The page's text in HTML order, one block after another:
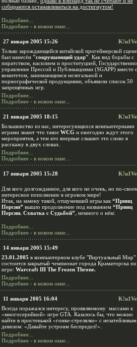
собираются останавливаться на достигнутом!
Подробнее...
Подробнее - в новом окне...
27 января 2005 15:26
Только зарождающейся китайской прогеймерской сцене
был нанесён "сокрушающий удар" . Как вид борьбы с
пиратством, насилием и проституцией,
управление Прессой и Публикациями (SGAPP) вместе с
комитетом, занимающимся нелегальной и
порнографической продукциями, объявили список 50
запрещённых игр.
Подробнее...
Подробнее - в новом окне...
21 января 2005 18:15
Большинство из нас, интересующихся компьютерными
играми знают что такое WCG и ежегодно ждут этого
мероприятия, а тем кто впервые слышит это слово я
расскажу в двух словах.
Подробнее...
Подробнее - в новом окне...
17 января 2005 15:28
Для кого долгожданное, для кого не очень, но по-
интересное пополнение в игровом мире!
Итак, на замену такой, отшумевшей игры как “Принц
Персии” вышло продолжение под названием “Принц
Персии. Схватка с Судьбой” , немного о нём:
Подробнее...
Подробнее - в новом окне...
14 января 2005 15:49
23.01.2005 в компьютерном клубе "Виртуальный Мир"
состоится закрытый чемпионат города Краматорска по
игре: Warcraft III The Frozen Throne.
Подробнее...
Подробнее - в новом окне...
11 января 2005 16:04
Всегда поражался интересу, проявляемому массами к
«многосерийной» игре GTA . Казалось бы, что можно
найти в простенькой «гонке-стрелялке» с незатейливым
девизом: «Давайте устроим беспредел!».
Подробнее...
Подробнее - в новом окне...